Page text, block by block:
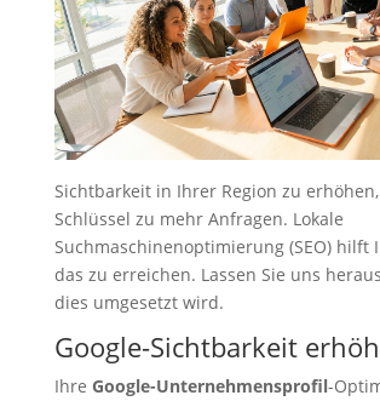
Sichtbarkeit in Ihrer Region zu
Schlüssel zu mehr Anfragen. Lokale
Suchmaschinenoptimierung (SEO) hilft
das zu erreichen. Lassen Sie uns
dies umgesetzt wird.
Google-Sichtbarkeit
Ihre Google-Unternehmensprofil-